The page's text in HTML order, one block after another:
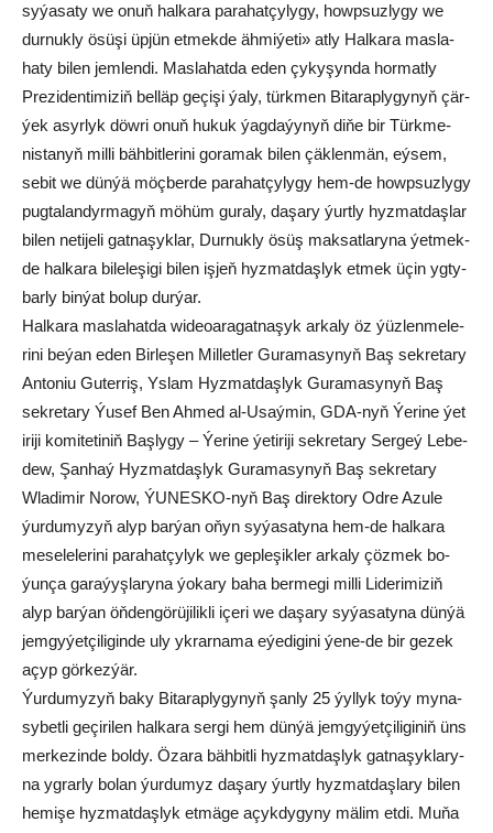
sy­ýa­sa­ty we onuň hal­ka­ra pa­ra­hat­çy­ly­gy, howp­suz­ly­gy we
dur­nuk­ly ösü­şi üp­jün et­mek­de äh­mi­ýe­ti» at­ly Hal­ka­ra mas­la­
ha­ty bi­len jem­len­di. Mas­la­ha­tda eden çy­ky­şyn­da hor­mat­ly
Pre­zi­den­ti­mi­ziň bel­läp ge­çi­şi ýa­ly, türk­men Bi­ta­rap­ly­gy­nyň çär­
ýek asyr­lyk döw­ri onuň hu­kuk ýag­da­ýy­nyň di­ňe bir Türk­me­
nis­ta­nyň mil­li bäh­bit­le­ri­ni go­ra­mak bi­len çäk­len­män, eý­sem,
se­bit we dün­ýä möç­ber­de pa­ra­hat­çy­ly­gy hem-de howp­suz­ly­gy
pug­ta­lan­dyr­ma­gyň mö­hüm gu­ra­ly, da­şa­ry ýurt­ly hyz­mat­daş­lar
bi­len ne­ti­je­li gat­na­şyk­lar, Dur­nuk­ly ösüş mak­sat­la­ry­na ýet­mek­
de hal­ka­ra bi­le­le­şi­gi bi­len iş­jeň hyz­mat­daş­lyk et­mek üçin yg­ty­
bar­ly bin­ýat bo­lup dur­ýar.
Hal­ka­ra mas­la­hat­da wi­deoa­ra­gat­na­şyk ar­ka­ly öz ýüz­len­me­le­
ri­ni be­ýan eden Bir­le­şen Mil­let­ler Gu­ra­ma­sy­nyň Baş sek­re­ta­ry
An­to­niu Gu­ter­riş, Ys­lam Hyz­mat­daş­lyk Gu­ra­ma­sy­nyň Baş
sek­re­ta­ry Ýu­sef Ben Ah­med al-Usaý­min, GDA-nyň Ýe­ri­ne ýe­t
i­ri­ji ko­mi­te­ti­niň Baş­ly­gy – Ýe­ri­ne ýe­ti­ri­ji sek­re­ta­ry Ser­geý Le­be­
dew, Şan­haý Hyz­mat­daş­lyk Gu­ra­ma­sy­nyň Baş sek­re­ta­ry
Wla­di­mir No­row, ÝU­NES­KO-nyň Baş di­rek­to­ry Od­re Azu­le
ýur­du­my­zyň alyp bar­ýan oňyn sy­ýa­sa­ty­na hem-de hal­ka­ra
me­se­le­le­ri­ni pa­ra­hat­çy­lyk we gep­le­şik­ler ar­ka­ly çöz­mek bo­
ýun­ça ga­ra­ýyş­la­ry­na ýo­ka­ry ba­ha ber­me­gi mil­li Li­de­ri­mi­ziň
alyp bar­ýan öň­den­gö­rü­ji­lik­li içe­ri we da­şa­ry sy­ýa­sa­ty­na dün­ýä
jem­gy­ýet­çi­li­gin­de uly yk­rar­na­ma eýe­di­gi­ni ýe­ne-de bir ge­zek
açyp gör­kez­ýär.
Ýur­du­my­zyň ba­ky Bi­ta­rap­ly­gy­nyň şan­ly 25 ýyl­lyk to­ýy my­na­
sy­bet­li ge­çi­ri­len hal­ka­ra ser­gi­ hem dün­ýä jem­gy­ýet­çi­li­gi­niň üns
mer­ke­zin­de bol­dy. Öza­ra bäh­bit­li hyz­mat­daş­lyk gat­na­şyk­la­ry­
na yg­rar­ly bo­lan ýur­du­myz da­şa­ry ýurt­ly hyz­mat­daş­la­ry bi­len
he­mi­şe hyz­mat­daş­lyk et­mä­ge açyk­dy­gy­ny mä­lim et­di. Mu­ňa